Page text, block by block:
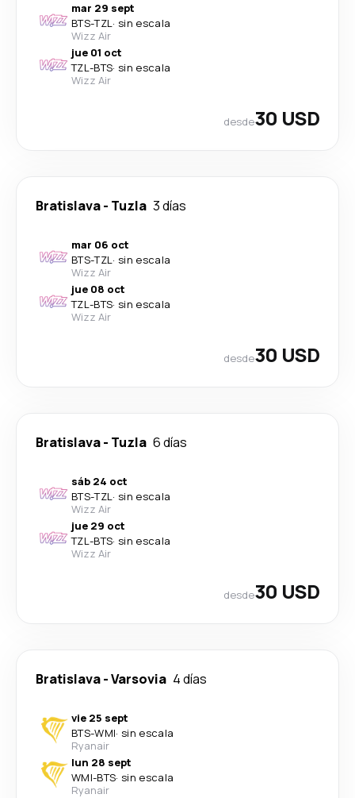
mar 29 sept
BTS-TZL· sin escala
Wizz Air
jue 01 oct
TZL-BTS· sin escala
Wizz Air
desde30 USD
Bratislava- Tuzla 3 días
mar 06 oct
BTS-TZL· sin escala
Wizz Air
jue 08 oct
TZL-BTS· sin escala
Wizz Air
desde30 USD
Bratislava- Tuzla 6 días
sáb 24 oct
BTS-TZL· sin escala
Wizz Air
jue 29 oct
TZL-BTS· sin escala
Wizz Air
desde30 USD
Bratislava-Varsovia 4 días
vie 25 sept
BTS-WMI· sin escala
Ryanair
lun 28 sept
WMI-BTS· sin escala
Ryanair